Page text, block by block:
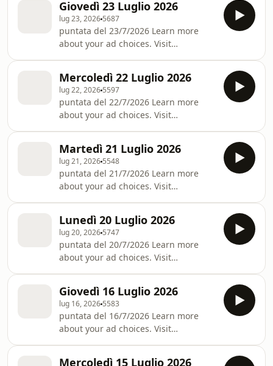
Giovedì 23 Luglio 2026
lug 23, 2026 5687
puntata del 23/7/2026 Learn more
about your ad choices. Visit
Mercoledì 22 Luglio 2026
lug 22, 2026 5597
puntata del 22/7/2026 Learn more
about your ad choices. Visit
Martedì 21 Luglio 2026
lug 21, 2026 5548
puntata del 21/7/2026 Learn more
about your ad choices. Visit
Lunedì 20 Luglio 2026
lug 20, 2026 5747
puntata del 20/7/2026 Learn more
about your ad choices. Visit
Giovedì 16 Luglio 2026
lug 16, 2026 5583
puntata del 16/7/2026 Learn more
about your ad choices. Visit
Mercoledì 15 Luglio 2026